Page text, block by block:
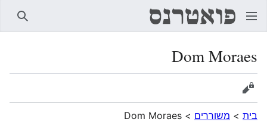
Dom Moraes
הצגת מקור
בית > משוררים >
Dom Moraes